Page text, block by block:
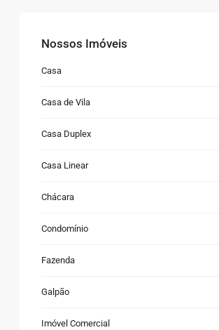
Nossos Imóveis
Casa
Casa de Vila
Casa Duplex
Casa Linear
Chácara
Condomínio
Fazenda
Galpão
Imóvel Comercial